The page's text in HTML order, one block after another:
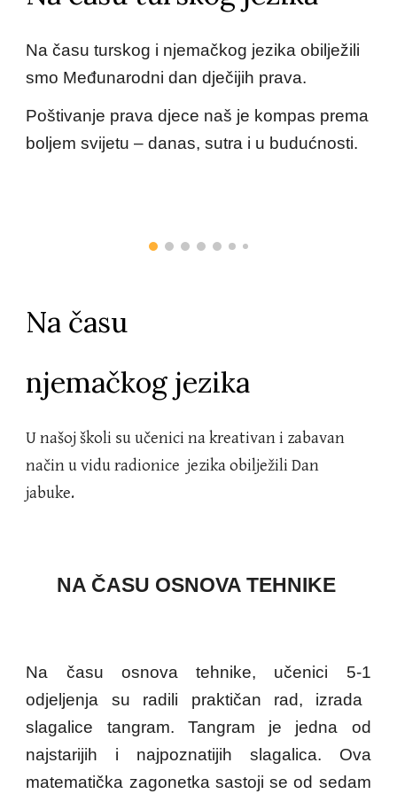
Na času turskog i njemačkog jezika obilježili
smo Međunarodni dan dječijih prava.
Poštivanje prava djece naš je kompas prema
boljem svijetu – danas, sutra i u budućnosti.
Na času
njemačkog jezika
U našoj školi su učenici na kreativan i zabavan
način u vidu radionice jezika obilježili Dan
jabuke.
NA ČASU OSNOVA TEHNIKE
Na času osnova tehnike, učenici 5-1
odjeljenja su radili praktičan rad, izrada
slagalice tangram. Tangram je jedna od
najstarijih i najpoznatijih slagalica. Ova
matematička zagonetka sastoji se od sedam